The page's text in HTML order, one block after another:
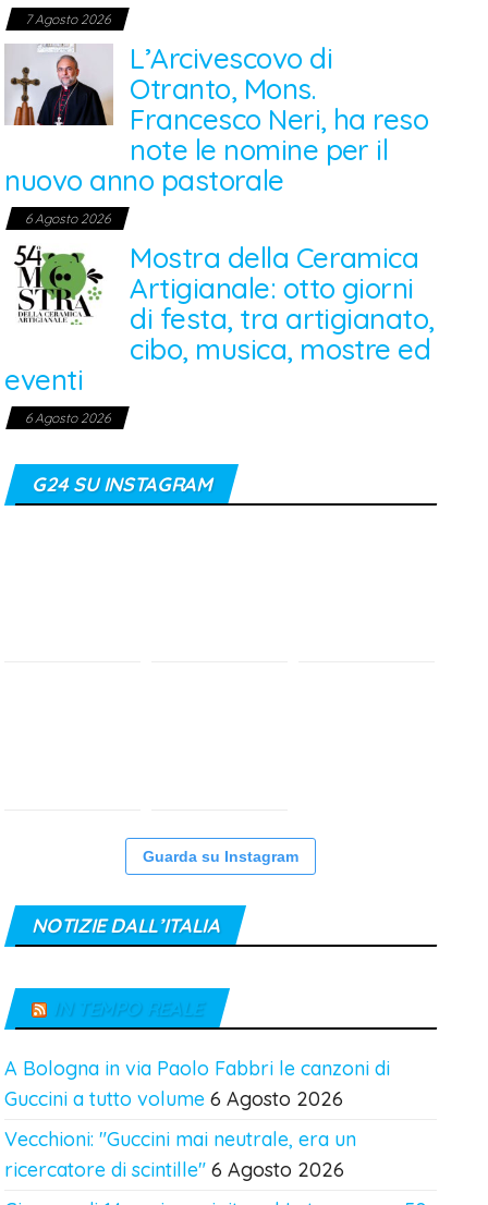
7 Agosto 2026
L’Arcivescovo di
Otranto, Mons.
Francesco Neri, ha reso
note le nomine per il
nuovo anno pastorale
6 Agosto 2026
Mostra della Ceramica
Artigianale: otto giorni
di festa, tra artigianato,
cibo, musica, mostre ed
eventi
6 Agosto 2026
G24 SU INSTAGRAM
Guarda su Instagram
NOTIZIE DALL’ITALIA
IN TEMPO REALE
A Bologna in via Paolo Fabbri le canzoni di
Guccini a tutto volume 6 Agosto 2026
Vecchioni: "Guccini mai neutrale, era un
ricercatore di scintille" 6 Agosto 2026